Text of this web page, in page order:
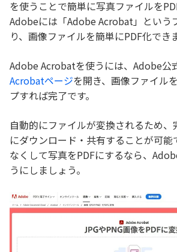
を使うことで簡単に写真ファイルを
Adobeには「Adobe Acrobat」という
り、画像ファイルを簡単にPDF化でき
Adobe Acrobatを使うには、Adobe公
Acrobatページを開き、画像ファイル
プすれば完了です。
自動的にファイルが変換されるため、
にダウンロード・共有することが可能
なくして写真をPDFにするなら、
うにしましょう。